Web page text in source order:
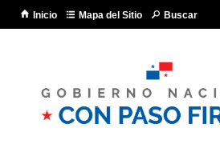
Inicio Mapa del Sitio Buscar